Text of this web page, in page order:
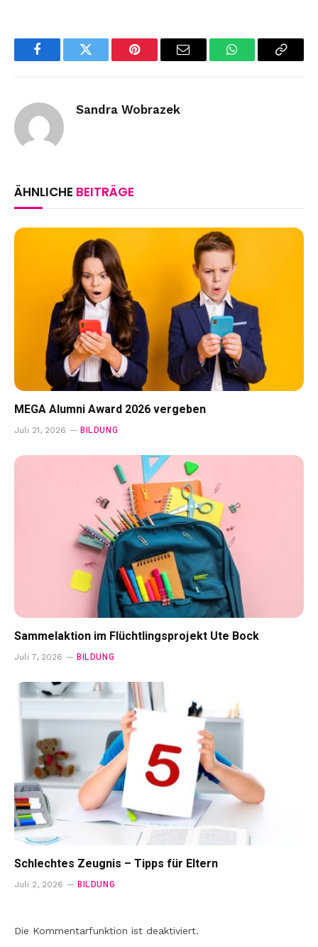
FacebookTwitter Pinterest Email WhatsAppCopy
Sandra Wobrazek
ÄHNLICHE BEITRÄGE
MEGA Alumni Award 2026 vergeben
Juli 21, 2026 BILDUNG
Sammelaktion im Flüchtlingsprojekt Ute Bock
Juli 7, 2026 BILDUNG
Schlechtes Zeugnis – Tipps für Eltern
Juli 2, 2026 BILDUNG
Die Kommentarfunktion ist deaktiviert.